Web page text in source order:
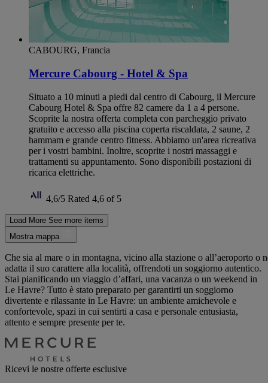
CABOURG, Francia
Mercure Cabourg - Hotel & Spa
Situato a 10 minuti a piedi dal centro di Cabourg, il Mercure
Cabourg Hotel & Spa offre 82 camere da 1 a 4 persone.
Scoprite la nostra offerta completa con parcheggio privato
gratuito e accesso alla piscina coperta riscaldata, 2 saune, 2
hammam e grande centro fitness. Abbiamo un'area ricreativa
per i vostri bambini. Inoltre, scoprite i nostri massaggi e
trattamenti su appuntamento. Sono disponibili postazioni di
ricarica elettriche.
4,6/5 Rated 4,6 of 5
Load More See more items
Mostra mappa
Che sia al mare o in montagna, vicino alla stazione o all’aeroporto o
adatta il suo carattere alla località, offrendoti un soggiorno autentico.
Stai pianificando un viaggio d’affari, una vacanza o un weekend in
Le Havre? Tutto è stato preparato per garantirti un soggiorno
divertente e rilassante in Le Havre: un ambiente amichevole e
confortevole, spazi in cui sentirti a casa e personale entusiasta,
attento e sempre presente per te.
Ricevi le nostre offerte esclusive